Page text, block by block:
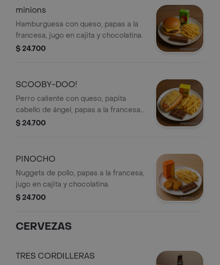
minions
Hamburguesa con queso, papas a la
francesa, jugo en cajita y chocolatina.
$ 24.700
SCOOBY-DOO!
Perro caliente con queso, papita
cabello de ángel, papas a la francesa,
jugo en cajita y chocolatina.
$ 24.700
PINOCHO
Nuggets de pollo, papas a la francesa,
jugo en cajita y chocolatina.
$ 24.700
CERVEZAS
TRES CORDILLERAS